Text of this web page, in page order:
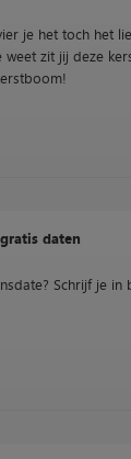
je het toch het
weet zit jij deze
daten
Schrijf je in